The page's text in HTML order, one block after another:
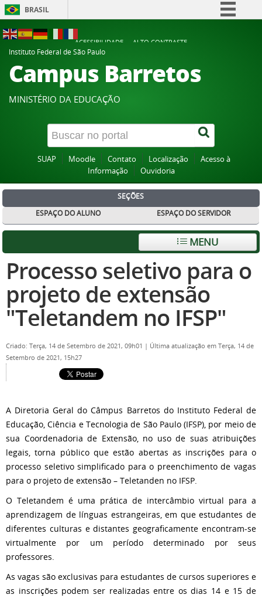
BRASIL
Participe
Acesso à informação
Canais
ACESSIBILIDADE
ALTO CONTRASTE
Instituto Federal de São Paulo
Campus Barretos
MINISTÉRIO DA EDUCAÇÃO
SUAP Moodle Contato Localização
Acesso à
Informação
Ouvidoria
SEÇÕES
ESPAÇO DO ALUNO
ESPAÇO DO SERVIDOR
MENU
Processo seletivo para o
projeto de extensão
"Teletandem no IFSP"
Criado: Terça, 14 de Setembro de 2021, 09h01 | Última atualização em Terça, 14 de
Setembro de 2021, 15h27
A Diretoria Geral do Câmpus Barretos do Instituto Federal de
Educação, Ciência e Tecnologia de São Paulo (IFSP), por meio de
sua Coordenadoria de Extensão, no uso de suas atribuições
legais, torna público que estão abertas as inscrições para o
processo seletivo simplificado para o preenchimento de vagas
para o projeto de extensão – Teletanden no IFSP.
O Teletandem é uma prática de intercâmbio virtual para a
aprendizagem de línguas estrangeiras, em que estudantes de
diferentes culturas e distantes geograficamente encontram-se
virtualmente por um período determinado por seus
professores.
As vagas são exclusivas para estudantes de cursos superiores e
as inscrições podem ser realizadas entre os dias 14 e 15 de